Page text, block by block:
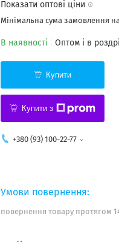
Показати оптові ціни
Мінімальна сума замовлення
В наявності Оптом і в
Купити
Купити з
+380 (93) 100-22-77
повернення товару протягом